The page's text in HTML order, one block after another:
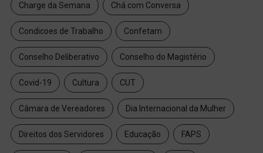
Charge da Semana Chá com Conversa
Condicoes de Trabalho Confetam
Conselho Deliberativo Conselho do Magistério
Covid-19 Cultura CUT
Câmara de Vereadores Dia Internacional da Mulher
Direitos dos Servidores Educação FAPS